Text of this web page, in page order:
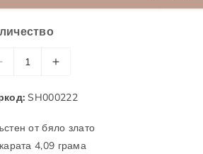
📬 Форма за контакт
📹 Запази онлайн среща с консултант
У
е
SH000222
от бяло злато
4,09 грама